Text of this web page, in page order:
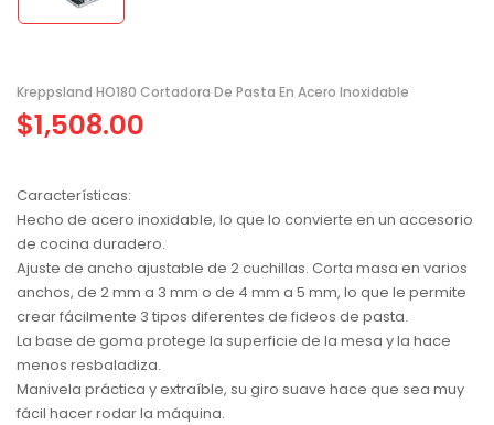
Kreppsland HO180 Cortadora De Pasta En Acero Inoxidable
$1,508.00
Características:
Hecho de acero inoxidable, lo que lo convierte en un accesorio
de cocina duradero.
Ajuste de ancho ajustable de 2 cuchillas. Corta masa en varios
anchos, de 2 mm a 3 mm o de 4 mm a 5 mm, lo que le permite
crear fácilmente 3 tipos diferentes de fideos de pasta.
La base de goma protege la superficie de la mesa y la hace
menos resbaladiza.
Manivela práctica y extraíble, su giro suave hace que sea muy
fácil hacer rodar la máquina.